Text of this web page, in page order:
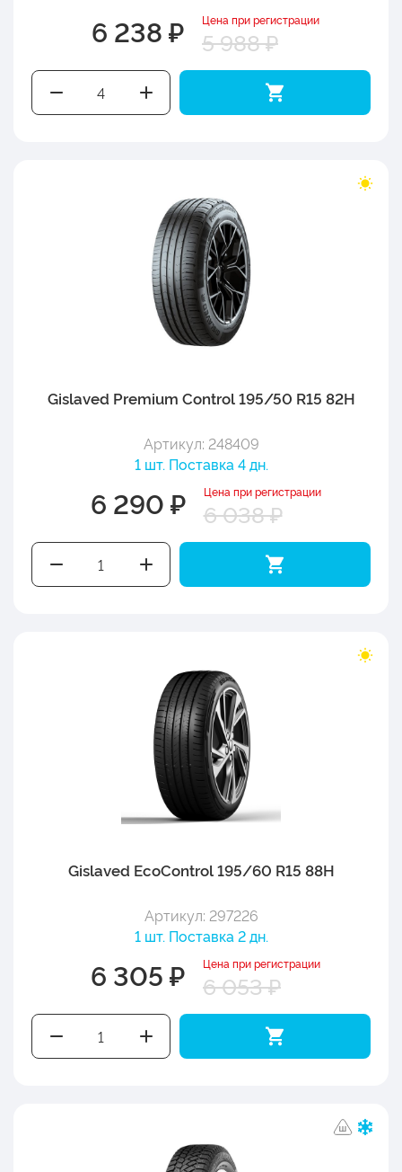
6 238 ₽ Цена при регистрации
5 988 ₽
Gislaved Premium Control 195/50 R15 82H
Артикул: 248409
1 шт. Поставка 4 дн.
6 290 ₽ Цена при регистрации
6 038 ₽
Gislaved EcoControl 195/60 R15 88H
Артикул: 297226
1 шт. Поставка 2 дн.
6 305 ₽ Цена при регистрации
6 053 ₽